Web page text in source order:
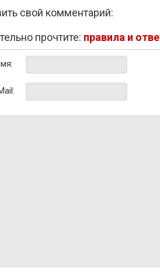
свой комментарий:
прочтите: правила и